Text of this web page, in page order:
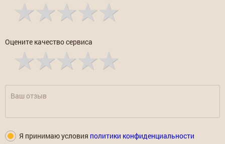
Оцените качество сервиса
Я принимаю условия политики конфиденциальности